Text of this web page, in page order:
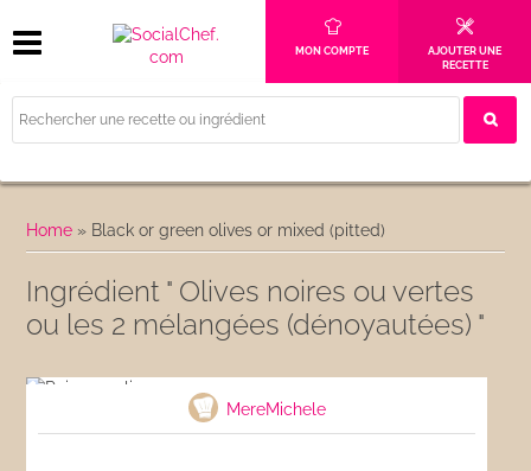
MON COMPTE
AJOUTER UNE
RECETTE
Home » Black or green olives or mixed (pitted)
Ingrédient " Olives noires ou vertes
ou les 2 mélangées (dénoyautées) "
MereMichele